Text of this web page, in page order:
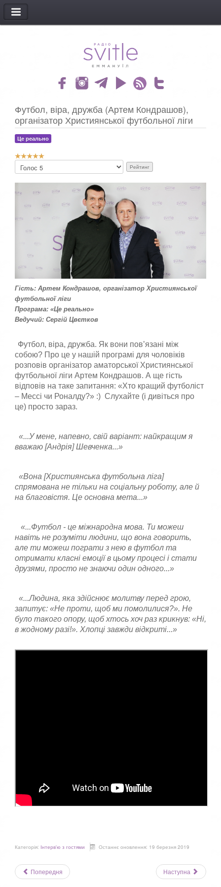
Футбол, віра, дружба (Артем Кондрашов),
організатор Християнської футбольної ліги
Це реально
Р
й
т
и
в
а
ч
а
5
/
у
д
ь
с
т
а
в
т
е
о
н
к
у
Гість: Артем Кондрашов, організатор Християнської
футбольної ліги
Програма: «Це реально»
Ведучий: Сергій Цвєтков
Футбол, віра, дружба. Як вони пов’язані між
собою? Про це у нашій програмі для чоловіків
розповів організатор аматорської Християнської
футбольної ліги Артем Кондрашов. А ще гість
відповів на таке запитання: «Хто кращий футболіст
– Мессі чи Роналду?» :) Слухайте (і дивіться про
це) просто зараз.
«...У мене, напевно, свій варіант: найкращим я
вважаю [Андрія] Шевченка...»
«Вона [Християнська футбольна ліга]
спрямована не тільки на соціальну роботу, але й
на благовістя. Це основна мета...»
«...Футбол - це міжнародна мова. Ти можеш
навіть не розуміти людини, що вона говорить,
але ти можеш пограти з нею в футбол та
отримати класні емоції в цьому процесі і стати
друзями, просто не знаючи один одного...»
«...Людина, яка здійснює молитву перед грою,
запитує: «Не проти, щоб ми помолилися?». Не
було такого опору, щоб хтось хоч раз крикнув: «Ні,
в жодному разі!». Хлопці завжди відкриті...»
Категорія: Інтерв'ю з гостями Останнє оновлення: 19 березня 2019
Попередня Наступна